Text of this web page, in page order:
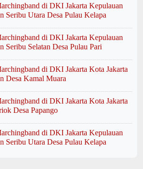
di DKI Jakarta Kepulauan
Seribu Utara Desa Pulau Kelapa
di DKI Jakarta Kepulauan
Seribu Selatan Desa Pulau Pari
di DKI Jakarta Kota Jakarta
Desa Kamal Muara
di DKI Jakarta Kota Jakarta
Desa Papango
di DKI Jakarta Kepulauan
Seribu Utara Desa Pulau Kelapa